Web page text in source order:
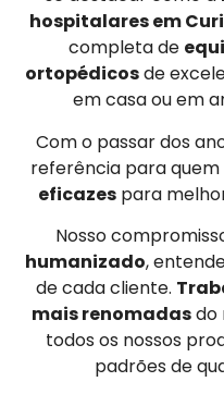
hospitalares em
completa de
ortopédicosde
em casa ou em
Com o passar dos
referência para quem
eficazespara
Nosso
humanizado,
de cada cliente.
mais renomadasdo
todos os nossos
padrões de